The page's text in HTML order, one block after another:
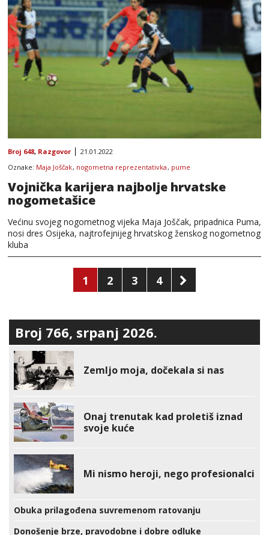
Broj 648, Razgovor
21.01.2022
Oznake: Maja Joščak, nogometna reprezentativka , pume
Vojnička karijera najbolje hrvatske
nogometašice
Većinu svojeg nogometnog vijeka Maja Joščak, pripadnica Puma,
nosi dres Osijeka, najtrofejnijeg hrvatskog ženskog nogometnog
kluba
stranica
objava
1 2 3 4
Broj 766, srpanj 2026.
Zemljo moja, dočekala si nas
Onaj trenutak kad proletiš iznad
svoje kuće
Mi nismo heroji, nego profesionalci
Obuka prilagođena suvremenom ratovanju
Donošenje brze, pravodobne i dobre odluke